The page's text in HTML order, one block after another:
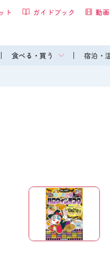
食べる・買う 宿泊・
ト ガイドブック 動